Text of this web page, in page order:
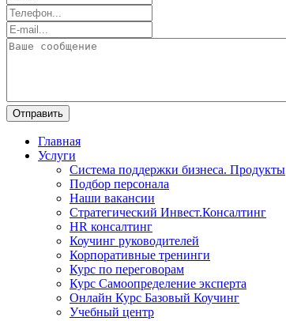
Отправить
Главная
Услуги
Система поддержки бизнеса. Продукты
Подбор персонала
Наши вакансии
Стратегический Инвест.Консалтинг
HR консалтинг
Коучинг руководителей
Корпоративные тренинги
Курс по переговорам
Курс Самоопределение эксперта
Онлайн Курс Базовый Коучинг
Учебный центр